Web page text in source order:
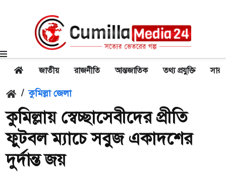
জাতীয় রাজনীতি আন্তজাতিক তথ্য প্রযুক্তি
/ কুমিল্লা জেলা
কুমিল্লায় স্বেচ্ছাসেবীদের প্রীতি
ফুটবল ম্যাচে সবুজ একাদশের
দুর্দান্ত জয়